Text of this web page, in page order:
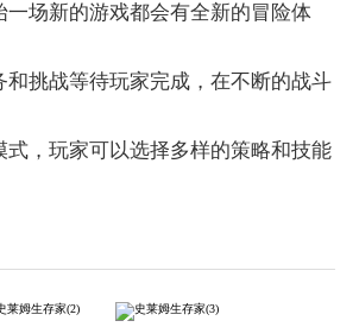
一场新的游戏都会有全新的冒险体
和挑战等待玩家完成，在不断的战斗
式，玩家可以选择多样的策略和技能